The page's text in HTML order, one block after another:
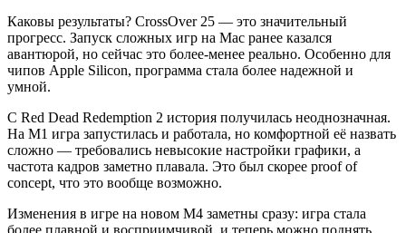
Каковы результаты? CrossOver 25 — это значительный
прогресс. Запуск сложных игр на Mac ранее казался
авантюрой, но сейчас это более-менее реально. Особенно для
чипов Apple Silicon, программа стала более надежной и
умной.
С Red Dead Redemption 2 история получилась неоднозначная.
На M1 игра запустилась и работала, но комфортной её назвать
сложно — требовались невысокие настройки графики, а
частота кадров заметно плавала. Это был скорее proof of
concept, что это вообще возможно.
Изменения в игре на новом M4 заметны сразу: игра стала
более плавной и восприимчивой, и теперь можно поднять